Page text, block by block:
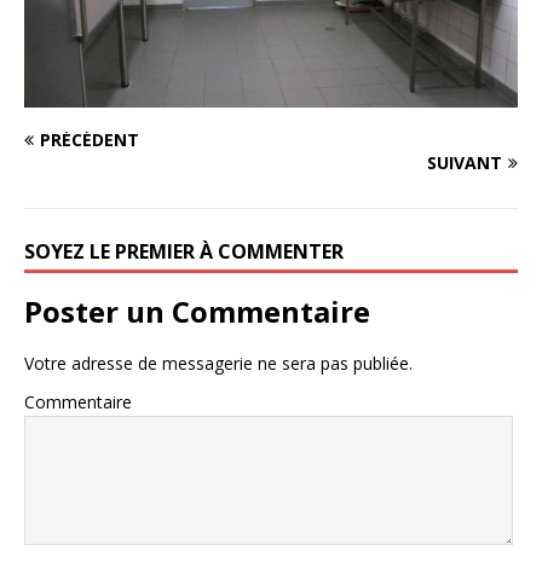
PRÉCÉDENT
SUIVANT
SOYEZ LE PREMIER À COMMENTER
Poster un Commentaire
Votre adresse de messagerie ne sera pas publiée.
Commentaire